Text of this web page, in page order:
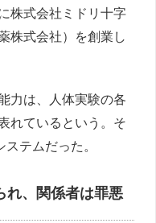
株式会社ミドリ十字
株式会社）を創業し
力は、人体実験の各
れているという。そ
テムだった。
れ、関係者は罪悪